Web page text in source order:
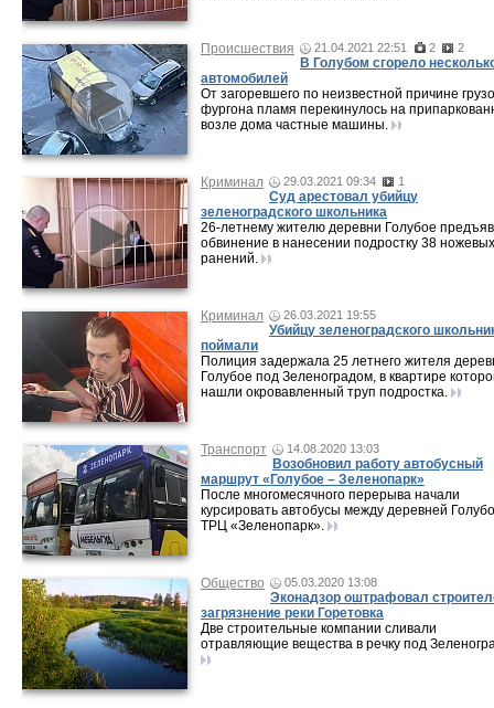
Происшествия 21.04.2021 22:51 2 2
В Голубом сгорело
автомобилей
От загоревшего по неизвестной причине
фургона пламя перекинулось на
возле дома частные машины.
Криминал 29.03.2021 09:34 1
Суд арестовал убийцу
зеленоградского школьника
26-летнему жителю деревни Голубое
обвинение в нанесении подростку 38 ножевых
ранений.
Криминал 26.03.2021 19:55
Убийцу зеленоградского
поймали
Полиция задержала 25 летнего жителя
Голубое под Зеленоградом, в квартире
нашли окровавленный труп подростка.
Транспорт 14.08.2020 13:03
Возобновил работу автобусный
маршрут «Голубое – Зеленопарк»
После многомесячного перерыва начали
курсировать автобусы между деревней
ТРЦ «Зеленопарк».
Общество 05.03.2020 13:08
Эконадзор оштрафовал
загрязнение реки Горетовка
Две строительные компании сливали
отравляющие вещества в речку под